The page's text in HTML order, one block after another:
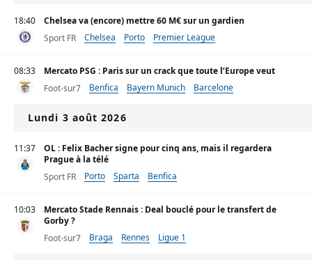
18:40
Chelsea va (encore) mettre 60 M€ sur un gardien
Sport FR
Chelsea Porto Premier League
08:33
Mercato PSG : Paris sur un crack que toute l’Europe veut
Foot-sur7
Benfica Bayern Munich Barcelone
Lundi 3 août 2026
11:37
OL : Felix Bacher signe pour cinq ans, mais il regardera
Prague à la télé
Sport FR
Porto Sparta Benfica
10:03
Mercato Stade Rennais : Deal bouclé pour le transfert de
Gorby ?
Foot-sur7
Braga Rennes Ligue 1